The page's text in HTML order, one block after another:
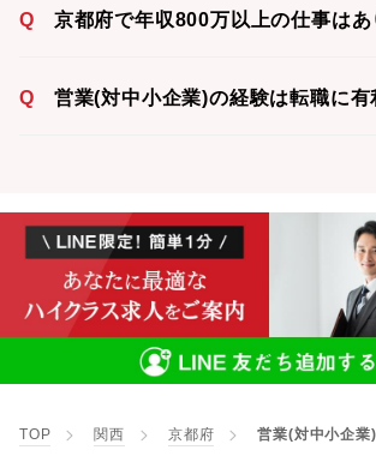
Q 京都府で年収800万以上の仕事はあ
Q 営業(対中小企業)の経験は転職に有
TOP 関西 京都府 営業(対中小企業)